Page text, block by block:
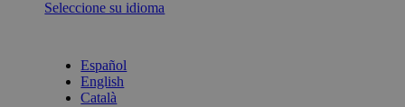
Seleccione su idioma
Español
English
Català